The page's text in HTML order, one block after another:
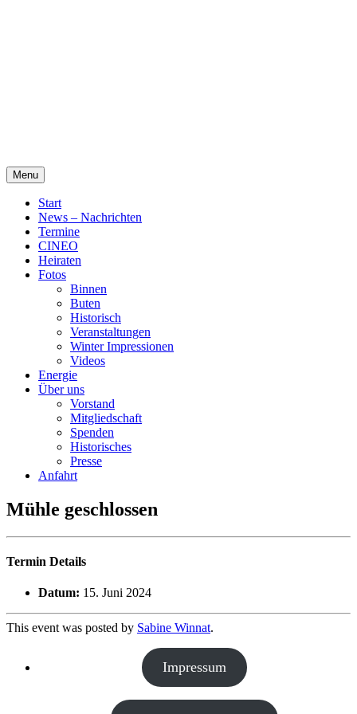
Menu
Start
News – Nachrichten
Termine
CINEO
Heiraten
Fotos
Binnen
Buten
Historisch
Veranstaltungen
Winter Impressionen
Videos
Energie
Über uns
Vorstand
Mitgliedschaft
Spenden
Historisches
Presse
Anfahrt
Mühle geschlossen
Termin Details
Datum: 15. Juni 2024
This event was posted by Sabine Winnat.
Impressum